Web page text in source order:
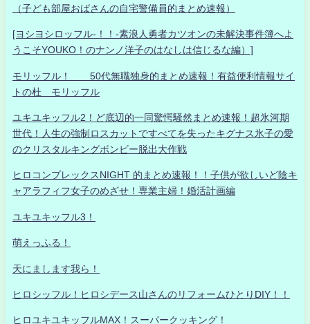
（子ども部屋おばさんの自宅警備員的まとめ速報）
[ヨシヨシロッフル-！！-素浪人勇者カツオンの未解決事件簿へよ
うこそYOUKO！のナンノ洋子のはなしは信じるな編）]
モリッフル！ 50代無職独身的まとめ速報！有益便利情報サイ
トの杜 モリッフル
ユキユキッフル2！ど底辺的一同驚愕騒然まとめ速報！超氷河期
世代！人生の強制ロスカットですべてを失ったキグナス氷子の愛
のクリスタルキングボンビー脱出大作戦
ヒロコンプレックスNIGHT 的まとめ速報！！子供が欲しいど陰キ
ャアラフィフ女子のめざせ！専業主婦！婚活計画編
ユキユキッフル3！
萌えっふる！
天にまします我ら！
ヒロシッフル！ヒロシデース山さんのリフォームひとりDIY！！
ヒロユキユキッフルMAX！スーパークッキング！